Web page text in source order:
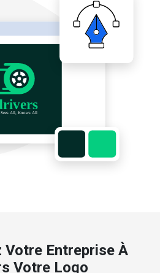
Votre Entreprise À
Votre Logo